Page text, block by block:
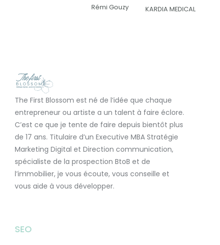
Rémi Gouzy KARDIA MEDICAL
The First Blossom est né de l’idée que chaque
entrepreneur ou artiste a un talent à faire éclore.
C’est ce que je tente de faire depuis bientôt plus
de 17 ans. Titulaire d’un Executive MBA Stratégie
Marketing Digital et Direction communication,
spécialiste de la prospection BtoB et de
l’immobilier, je vous écoute, vous conseille et
vous aide à vous développer.
SEO